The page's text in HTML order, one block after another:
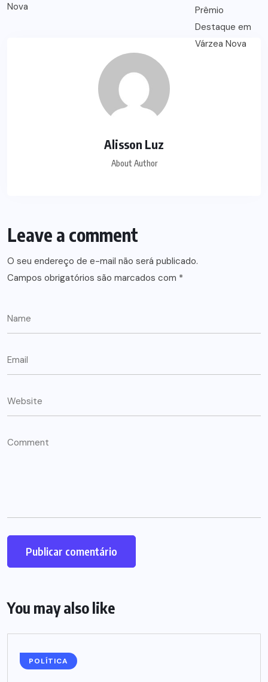
Alisson Luz
About Author
Leave a comment
O seu endereço de e-mail não será publicado.
Campos obrigatórios são marcados com *
You may also like
POLÍTICA